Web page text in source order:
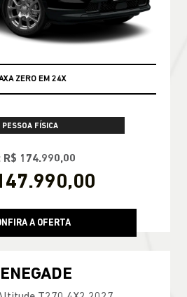
ZERO EM 24X
PESSOA FÍSICA
R$ 174.990,00
A OFERTA